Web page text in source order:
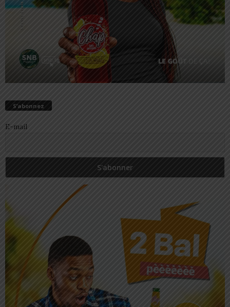
S’abonnez
E-mail